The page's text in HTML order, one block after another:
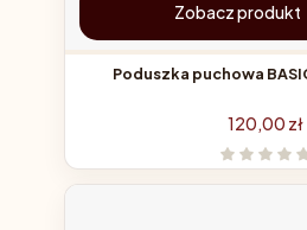
Zobacz produkt
Poduszka puchowa
Cena
120,00 zł